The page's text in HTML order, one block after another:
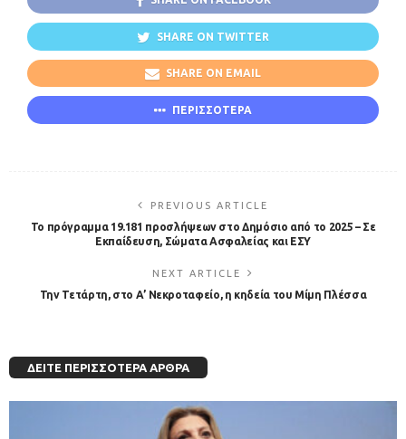
SHARE ON TWITTER
SHARE ON EMAIL
ΠΕΡΙΣΣΟΤΕΡΑ
PREVIOUS ARTICLE
Το πρόγραμμα 19.181 προσλήψεων στο Δημόσιο από το 2025 – Σε
Εκπαίδευση, Σώματα Ασφαλείας και ΕΣΥ
NEXT ARTICLE
Την Τετάρτη, στο Α’ Νεκροταφείο, η κηδεία του Μίμη Πλέσσα
ΔΕΊΤΕ ΠΕΡΙΣΣΌΤΕΡΑ ΆΡΘΡΑ